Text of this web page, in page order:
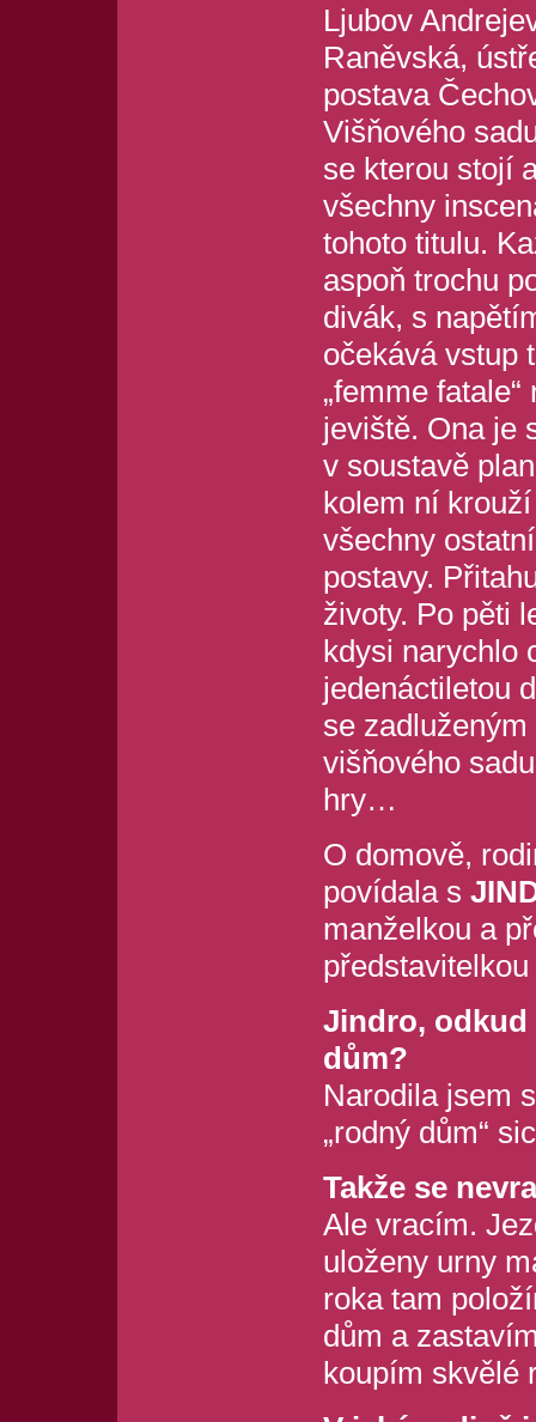
Ljubov
Raněvská,
postava
Višňového
se kterou stojí
všechny
tohoto titulu.
aspoň trochu
divák, s
očekává vstup
„femme fatale“
jeviště. Ona je
v soustavě
kolem ní krouží
všechny ostatní
postavy.
životy. Po pěti
kdysi narychlo
jedenáctiletou
se
višňového
hry…
O domově,
povídala s
manželkou a
Jindro,
dům?
Narodila jsem
„rodný dům“
Takže se
Ale vracím.
uloženy urny
roka tam
dům a
koupím skvělé